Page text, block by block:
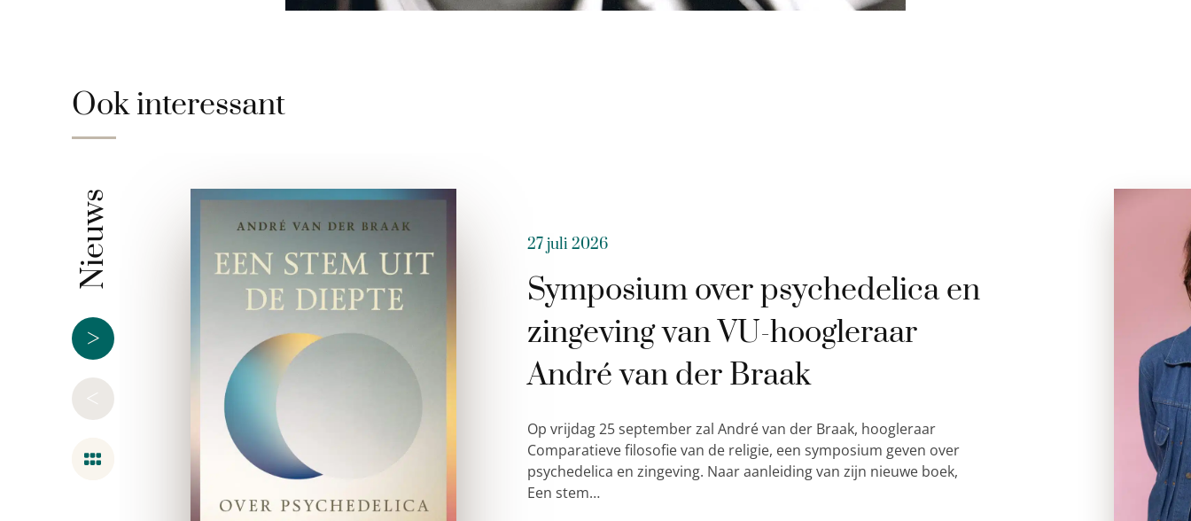
Ook interessant
Nieuws
>
<
27 juli 2026
Symposium over psychedelica en
zingeving van VU-hoogleraar
André van der Braak
Op vrijdag 25 september zal André van der Braak, hoogleraar
Comparatieve filosofie van de religie, een symposium geven over
psychedelica en zingeving. Naar aanleiding van zijn nieuwe boek,
Een stem…